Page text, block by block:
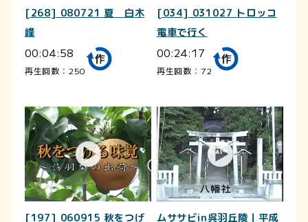
[268] 080721 夏 白木
峰
00:04:58
再生回数：250
[034] 031027 トロッコ
電車で行く
00:24:17
再生回数：72
[197] 060915 秋をつげ
ムササビin呉羽丘陵｜平成